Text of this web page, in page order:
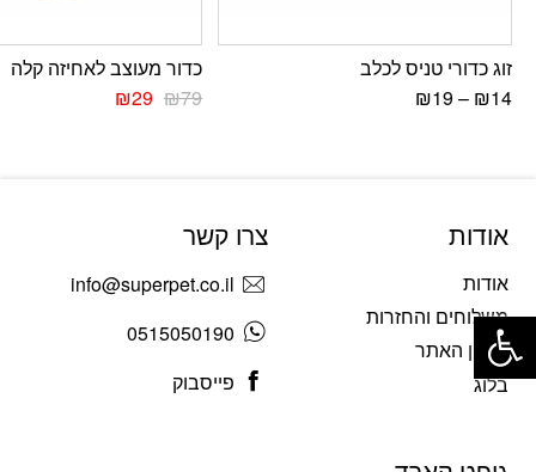
זוג כדורי טניס לכלב
₪14
–
₪19
כדור מעוצב לאחיזה קלה
₪79
₪29
אודות
אודות
משלוחים והחזרות
תקנון האתר
בלוג
צרו קשר
info@superpet.co.il
0515050190
פייסבוק
פתח סרגל נגישות